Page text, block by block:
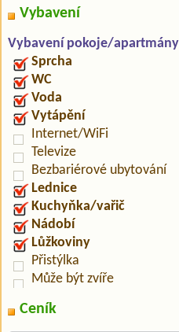
Vybavení
Vybavení pokoje/
Sprcha
WC
Voda
Vytápění
Internet/WiFi
Televize
Bezbariérové ubytování
Lednice
Kuchyňka/vařič
Nádobí
Lůžkoviny
Přistýlka
Může být zvíře
Ceník